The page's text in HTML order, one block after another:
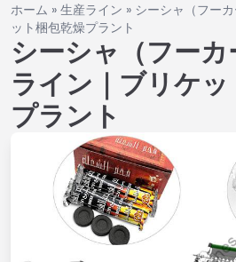
ホーム » 生産ライン » シーシャ（フー
ット梱包乾燥プラント
シーシャ（フー
ライン｜ブリケ
プラント